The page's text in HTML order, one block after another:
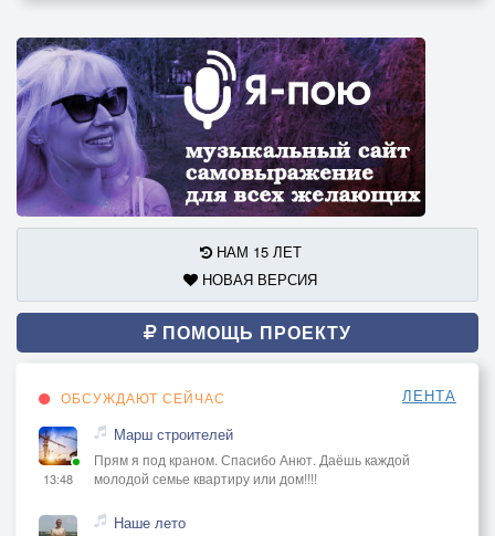
НАМ 15 ЛЕТ
НОВАЯ ВЕРСИЯ
ПОМОЩЬ ПРОЕКТУ
ОБСУЖДАЮТ СЕЙЧАС ЛЕНТА
13:48
Марш строителей
Прям я под краном. Спасибо Анют. Даёшь каждой
молодой семье квартиру или дом!!!!
Наше лето